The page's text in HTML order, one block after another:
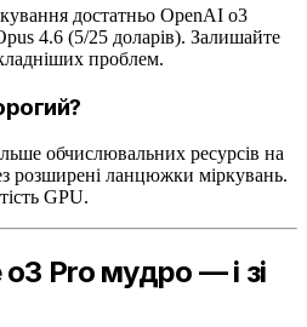
достатньо OpenAI o3
4.6 (5/25 доларів). Залишайте
проблем.
обчислювальних ресурсів на
розширені ланцюжки міркувань.
GPU.
Pro мудро — і зі